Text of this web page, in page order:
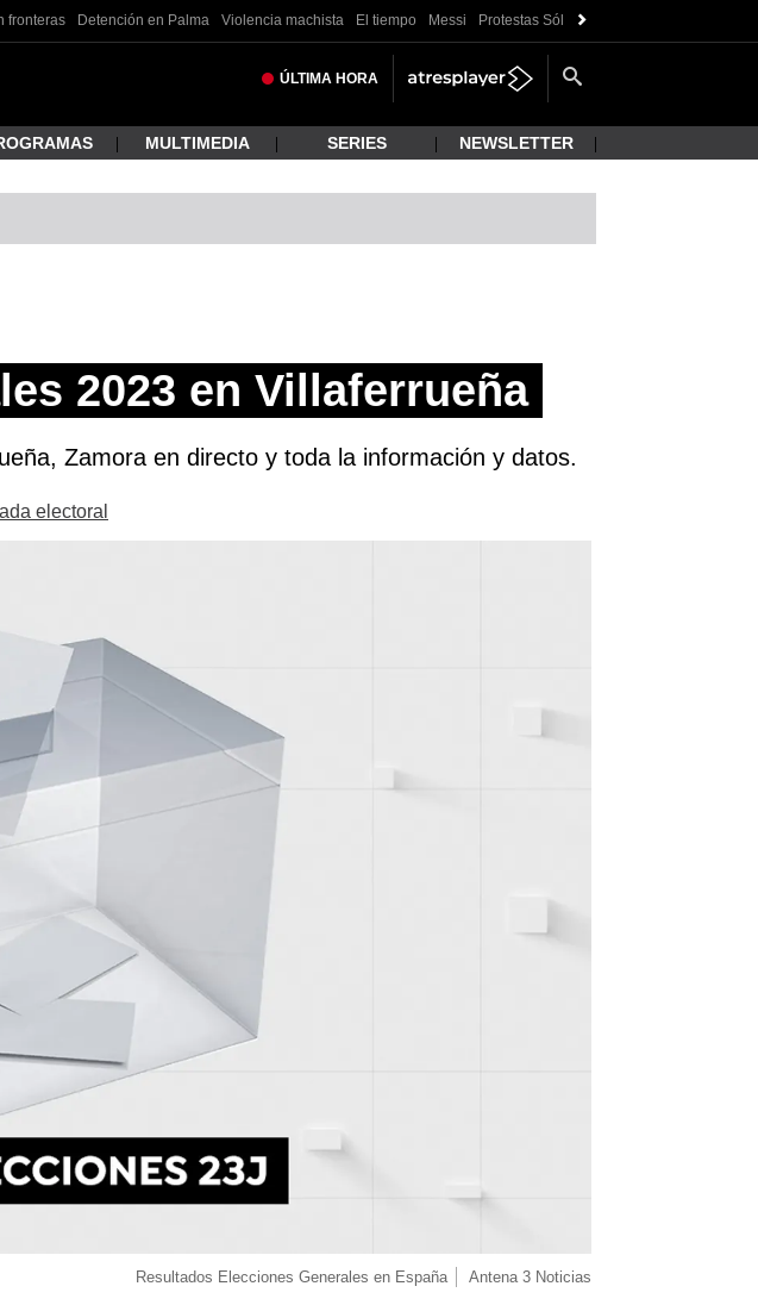
fronteras Detención en Palma Violencia machista El tiempo Messi Protestas Sóller
ÚLTIMA HORA
MULTIMEDIA SERIES NEWSLETTER
2023 en Villaferrueña
Zamora en directo y toda la información y datos.
electoral
Resultados Elecciones Generales en España Antena 3 Noticias